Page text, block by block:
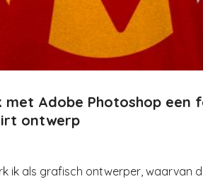
met Adobe Photoshop een
ontwerp
ik als grafisch ontwerper, waarvan